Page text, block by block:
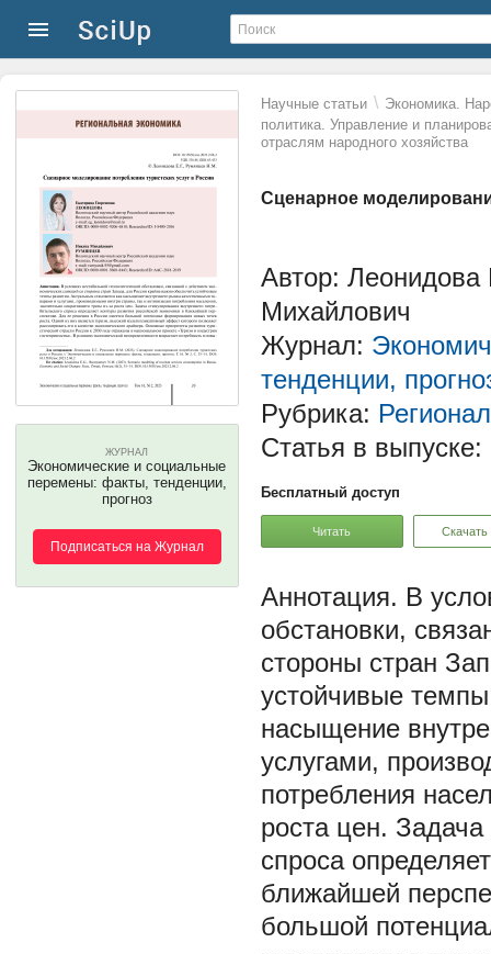
Научные статьи \ Экономика.
политика. Управление и
отраслям народного хозяйства
Сценарное
ЖУРНАЛ
Экономические и социальные
перемены: факты, тенденции,
прогноз
Подписаться на Журнал
Автор: Леонидова
Михайлович
Журнал:
тенденции,
Рубрика:
Статья в выпуске:
Бесплатный доступ
Читать Скачать
В
обстановки,
стороны стран
устойчивые
насыщение
услугами,
потребления
роста цен. Задача
спроса
ближайшей
большой